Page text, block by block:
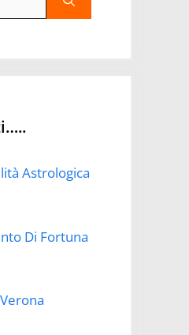
Astrologica
Di Fortuna